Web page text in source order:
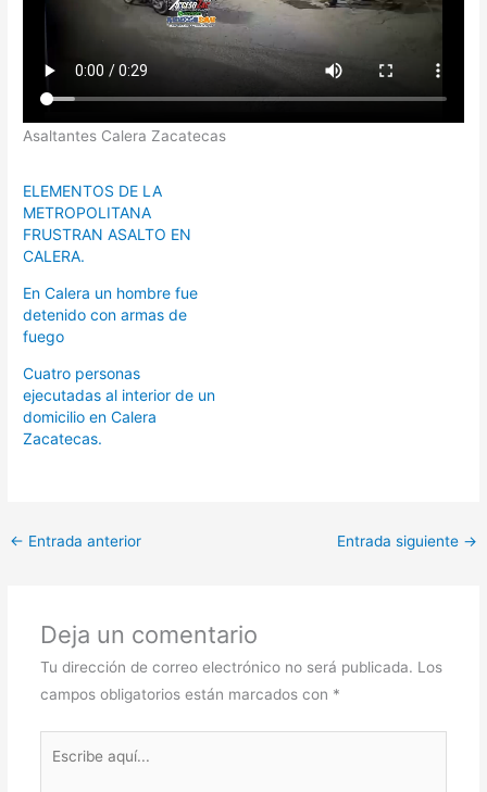
Asaltantes Calera Zacatecas
ELEMENTOS DE LA
METROPOLITANA
FRUSTRAN ASALTO EN
CALERA.
En Calera un hombre fue
detenido con armas de
fuego
Cuatro personas
ejecutadas al interior de un
domicilio en Calera
Zacatecas.
← Entrada anterior Entrada siguiente →
Deja un comentario
Tu dirección de correo electrónico no será publicada. Los
campos obligatorios están marcados con *